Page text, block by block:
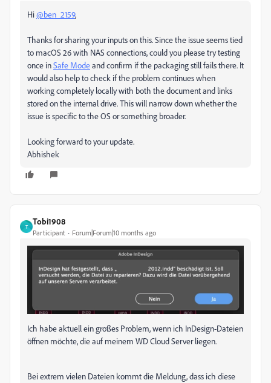
Hi@ben_2159,
Thanks for sharing your inputs on this. Since the issue seems tied
to macOS 26 with NAS connections, could you please try testing
once inSafe Modeand confirm if the packaging still fails there. It
would also help to check if the problem continues when
working completely locally with both the document and links
stored on the internal drive. This will narrow down whether the
issue is specific to the OS or something broader.
Looking forward to your update.
Abhishek
T
Tobi1908
Participant Forum|Forum|10 months ago
Ich habe aktuell ein großes Problem, wenn ich InDesign-Dateien
öffnen möchte, die auf meinem WD Cloud Server liegen.
Bei extrem vielen Dateien kommt die Meldung, dass ich diese